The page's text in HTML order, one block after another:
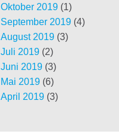
Oktober 2019(1)
September 2019(4)
August 2019(3)
Juli 2019(2)
Juni 2019(3)
Mai 2019(6)
April 2019(3)